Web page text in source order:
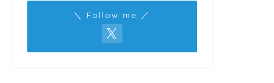
＼ Follow me ／